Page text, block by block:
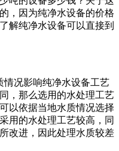
，因为纯净水设备的价格
解纯净水设备可以直接到
情况影响纯净水设备工艺
，那么选用的水处理工艺
以依据当地水质情况选择
用的水处理工艺较高，同
改进，因此处理水质较差